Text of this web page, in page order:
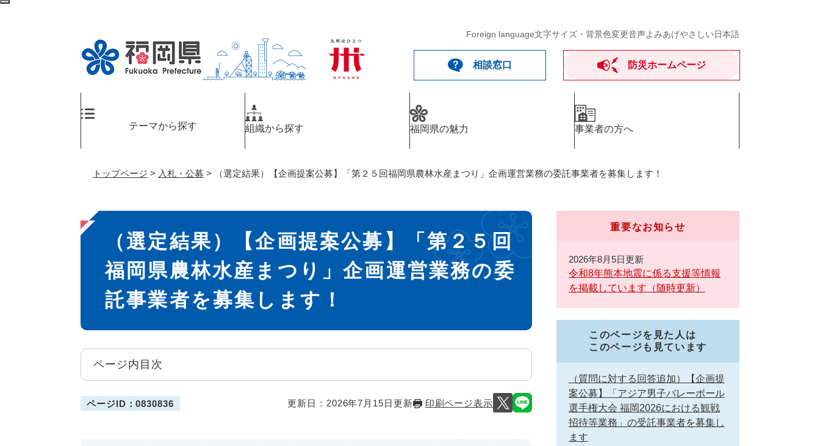
ペ
メ
Foreign language文字サイズ・背景色変更音声よみあげやさしい日本語
相談窓口 防災ホームページ
テーマから探す 組織から探す 福岡県の魅力 事業者の方へ
トップページ > 入札・公募 > （選定結果）【企画提案公募】「第２５回福岡県農林水産まつり」企画運営業務の委託事業者を募集します！
本
文
（選定結果）【企画提案公募】「第２５回
福岡県農林水産まつり」企画運営業務の委
託事業者を募集します！
ページ内目次
ページID：0830836 更新日：2026年7月15日更新 印刷ページ表示
重要なお知らせ
2026年8月5日更新
令和8年熊本地震に係る支援等情報
を掲載しています（随時更新）
このページを見た人は
このページも見ています
（質問に対する回答追加）【企画提
案公募】「アジア男子バレーボール
選手権大会 福岡2026における観戦
招待等業務」の受託事業者を募集し
ます